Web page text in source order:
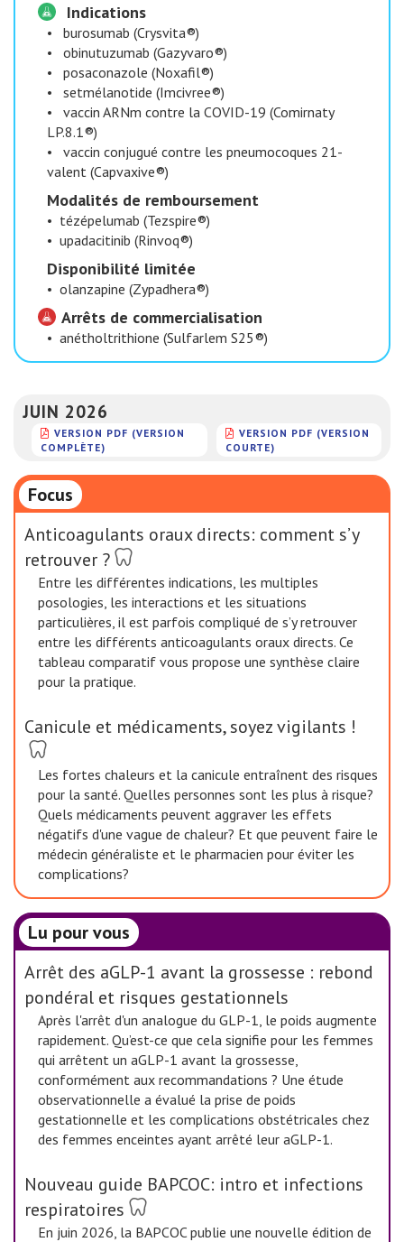
Indications
•
burosumab (Crysvita®)
•
obinutuzumab (Gazyvaro®)
•
posaconazole (Noxafil®)
•
setmélanotide (Imcivree®)
•
vaccin ARNm contre la COVID-19 (Comirnaty
LP.8.1®)
•
vaccin conjugué contre les pneumocoques 21-
valent (Capvaxive®)
Modalités de remboursement
• tézépelumab (Tezspire®)
• upadacitinib (Rinvoq®)
Disponibilité limitée
• olanzapine (Zypadhera®)
Arrêts de commercialisation
• anétholtrithione (Sulfarlem S25®)
JUIN 2026
VERSION PDF (VERSION
COMPLÈTE)
VERSION PDF (VERSION
COURTE)
Focus
Anticoagulants oraux directs: comment s’y
retrouver ?
Entre les différentes indications, les multiples
posologies, les interactions et les situations
particulières, il est parfois compliqué de s’y retrouver
entre les différents anticoagulants oraux directs. Ce
tableau comparatif vous propose une synthèse claire
pour la pratique.
Canicule et médicaments, soyez vigilants !
Les fortes chaleurs et la canicule entraînent des risques
pour la santé. Quelles personnes sont les plus à risque?
Quels médicaments peuvent aggraver les effets
négatifs d'une vague de chaleur? Et que peuvent faire le
médecin généraliste et le pharmacien pour éviter les
complications?
Lu pour vous
Arrêt des aGLP-1 avant la grossesse : rebond
pondéral et risques gestationnels
Après l'arrêt d'un analogue du GLP-1, le poids augmente
rapidement. Qu’est-ce que cela signifie pour les femmes
qui arrêtent un aGLP-1 avant la grossesse,
conformément aux recommandations ? Une étude
observationnelle a évalué la prise de poids
gestationnelle et les complications obstétricales chez
des femmes enceintes ayant arrêté leur aGLP-1.
Nouveau guide BAPCOC: intro et infections
respiratoires
En juin 2026, la BAPCOC publie une nouvelle édition de